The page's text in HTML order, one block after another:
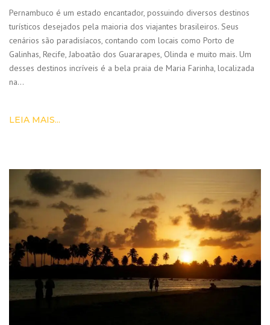
Pernambuco é um estado encantador, possuindo diversos destinos
turísticos desejados pela maioria dos viajantes brasileiros. Seus
cenários são paradisíacos, contando com locais como Porto de
Galinhas, Recife, Jaboatão dos Guararapes, Olinda e muito mais. Um
desses destinos incríveis é a bela praia de Maria Farinha, localizada
na…
LEIA MAIS...